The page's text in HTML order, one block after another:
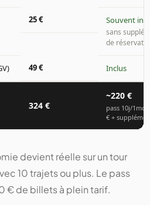
25 € Souvent
sans
de
49 € Inclus
324 €
~220 €
pass 10j/
€ +
devient réelle sur un tour
10 trajets ou plus. Le pass
€ de billets à plein tarif.